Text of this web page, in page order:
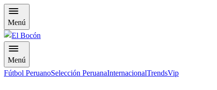
Menú
Menú
Fútbol PeruanoSelección PeruanaInternacionalTrendsVip